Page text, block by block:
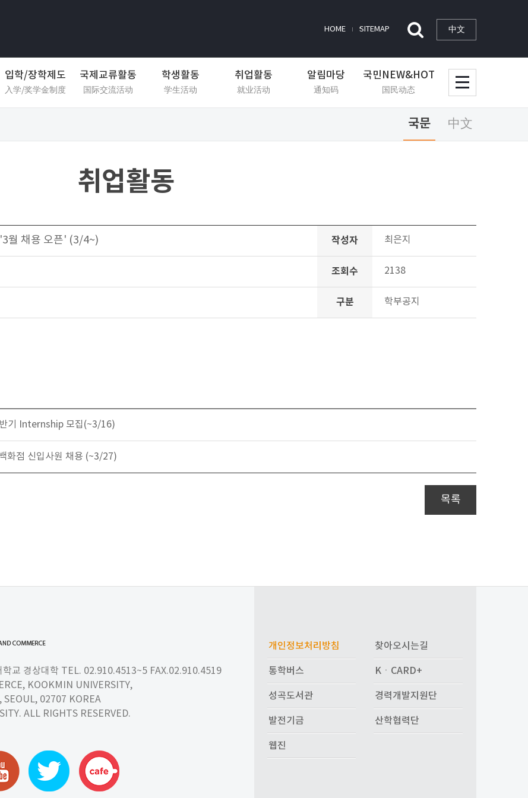
HOME SITEMAP 中文
입학/장학제도
入学/奖学金制度
국제교류활동
国际交流活动
학생활동
学生活动
취업활동
就业活动
알림마당
通知码
국민NEW&HOT
国民动态
국문 中文
취업활동
월 채용 오픈' (3/4~) 작성자 최은지
조회수 2138
구분 학부공지
기 Internship 모집(~3/16)
화점 신입사원 채용 (~3/27)
목록
교 경상대학 TEL. 02.910.4513~5 FAX.02.910.4519
KOOKMIN UNIVERSITY,
SEOUL, 02707 KOREA
ALL RIGHTS RESERVED.
개인정보처리방침 찾아오시는길
통학버스 KㆍCARD+
성곡도서관 경력개발지원단
발전기금 산학협력단
웹진